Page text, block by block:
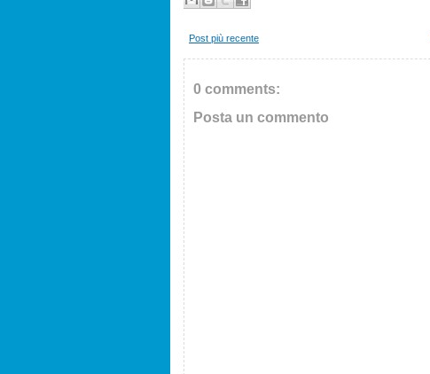
Post più recente
0 comments:
Posta un commento